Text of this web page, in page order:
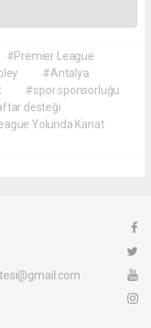
#Premier League
#Antalya
#spor sponsorluğu
desteği
Yolunda Kanat